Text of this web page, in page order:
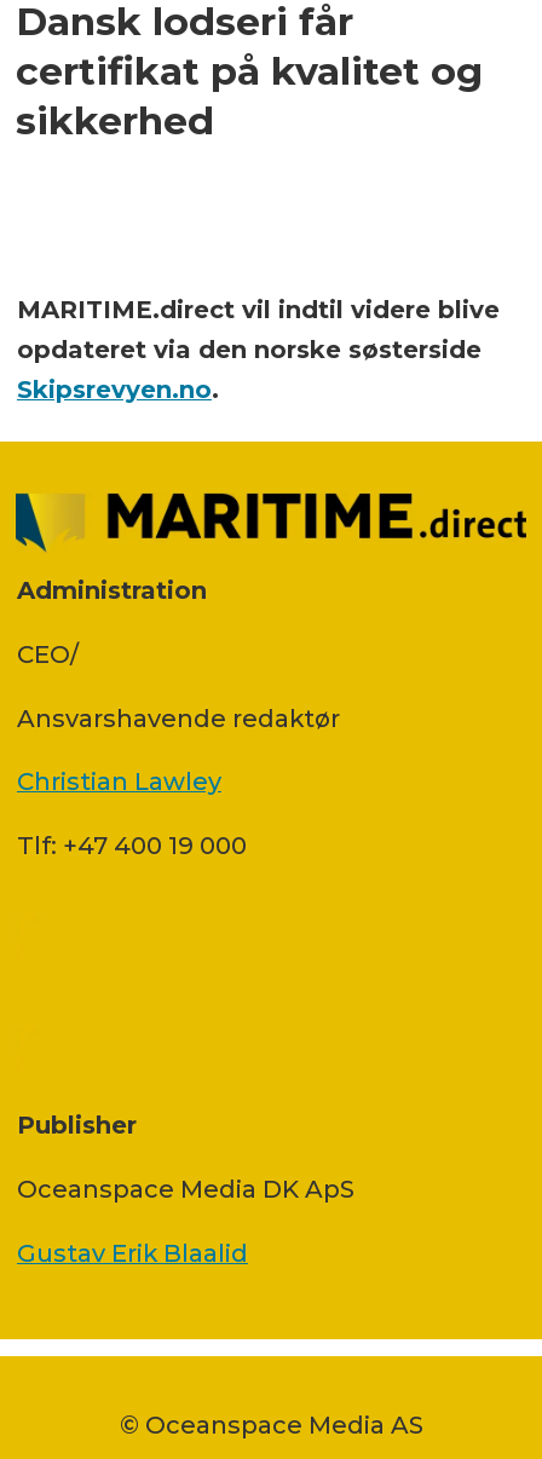
Dansk lodseri får
certifikat på kvalitet og
sikkerhed
MARITIME.direct vil indtil videre blive
opdateret via den norske søsterside
Skipsrevyen.no.
Administration
CEO/
Ansvars­havende redaktør
Christian Lawley
Tlf: +47 400 19 000
Publisher
Oceanspace Media DK ApS
Gustav Erik Blaalid
© Oceanspace Media AS